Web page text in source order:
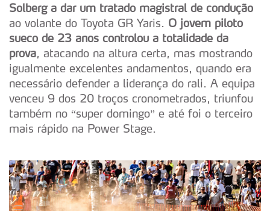
Solberg a dar um tratado magistral de condução
ao volante do Toyota GR Yaris. O jovem piloto
sueco de 23 anos controlou a totalidade da
prova, atacando na altura certa, mas mostrando
igualmente excelentes andamentos, quando era
necessário defender a liderança do rali. A equipa
venceu 9 dos 20 troços cronometrados, triunfou
também no “super domingo” e até foi o terceiro
mais rápido na Power Stage.